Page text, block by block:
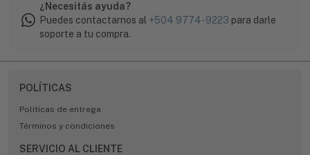
¿Necesitás ayuda?
Puedes contactarnos al +504 9774-9223 para darle
soporte a tu compra.
POLÍTICAS
Políticas de entrega
Términos y condiciones
SERVICIO AL CLIENTE